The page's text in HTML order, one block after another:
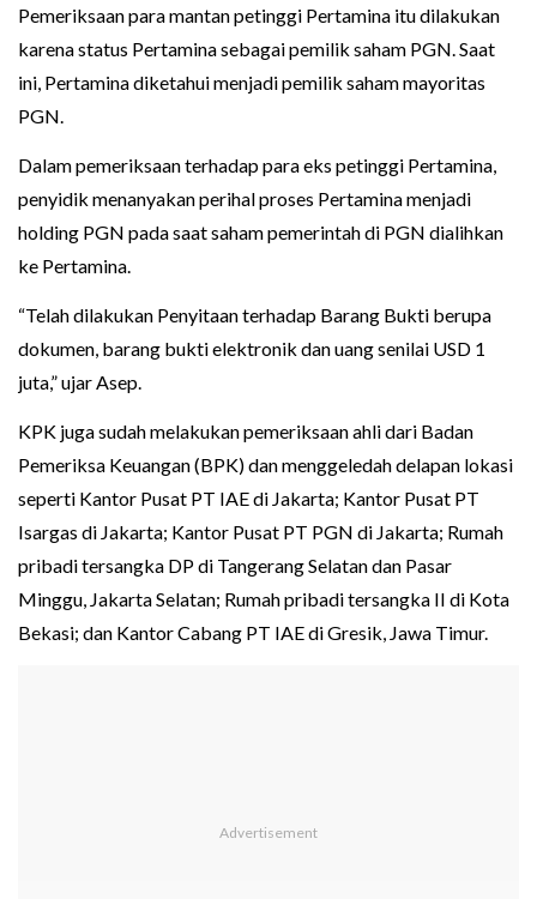
Pemeriksaan para mantan petinggi Pertamina itu dilakukan
karena status Pertamina sebagai pemilik saham PGN. Saat
ini, Pertamina diketahui menjadi pemilik saham mayoritas
PGN.
Dalam pemeriksaan terhadap para eks petinggi Pertamina,
penyidik menanyakan perihal proses Pertamina menjadi
holding PGN pada saat saham pemerintah di PGN dialihkan
ke Pertamina.
“Telah dilakukan Penyitaan terhadap Barang Bukti berupa
dokumen, barang bukti elektronik dan uang senilai USD 1
juta,” ujar Asep.
KPK juga sudah melakukan pemeriksaan ahli dari Badan
Pemeriksa Keuangan (BPK) dan menggeledah delapan lokasi
seperti Kantor Pusat PT IAE di Jakarta; Kantor Pusat PT
Isargas di Jakarta; Kantor Pusat PT PGN di Jakarta; Rumah
pribadi tersangka DP di Tangerang Selatan dan Pasar
Minggu, Jakarta Selatan; Rumah pribadi tersangka II di Kota
Bekasi; dan Kantor Cabang PT IAE di Gresik, Jawa Timur.